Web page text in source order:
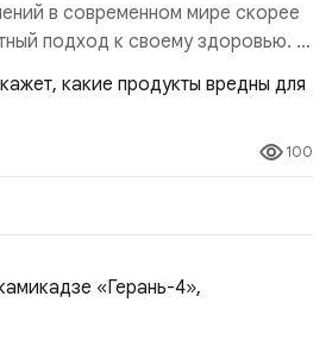
в современном мире скорее
подход к своему здоровью. С
диеты можно
веса, наладить работу
забыть о проблемах со
или купировать
Расскажу вам об
100